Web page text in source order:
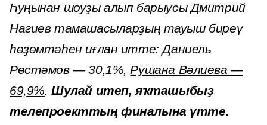
Һуңынан шоуҙы алып барыусы Дмитрий
Нагиев тамашасыларҙың тауыш биреү
һөҙөмтәһен иғлан итте: Даниель
Рөстәмов — 30,1%,Рушана Вәлиева —
69,9%.Шулай итеп, яҡташыбыҙ
телепроекттың финалына үтте.